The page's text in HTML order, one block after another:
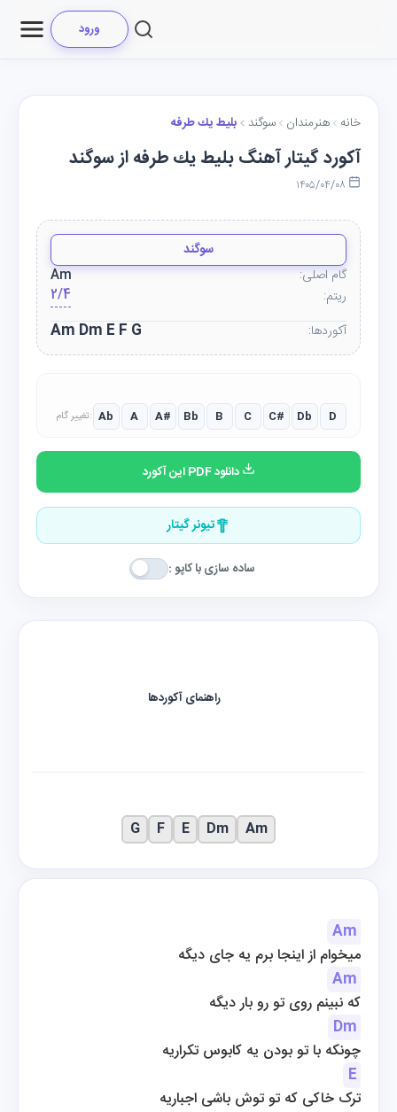
ورود
خانه هنرمندان سوگند بليط يك طرفه
آکورد گیتار آهنگ بليط يك طرفه از سوگند
سوگند
گام اصلی:
Am
ریتم:
2/4
آکوردها:
Am Dm E F G
تغییر گام: Ab A A# Bb B C C# Db D
دانلود PDF این آکورد
تیونر گیتار
ساده سازی با کاپو :
Am
میخوام از اینجا برم یه جای دیگه
Am
که نبینم روی تو رو بار دیگه
Dm
چونکه با تو بودن یه کابوس تکراریه
E
ترک خاکی که تو توش باشی اجباریه
راهنمای آکوردها
Am
Dm
E
F
G